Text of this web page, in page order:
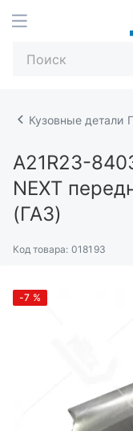
Кузовные детали
А21R23-
NEXT
(ГАЗ)
Код товара: 018193
-7 %